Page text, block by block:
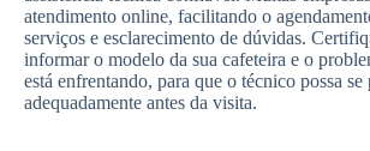
atendimento online, facilitando o
serviços e esclarecimento de dúvidas.
informar o modelo da sua cafeteira e o
está enfrentando, para que o técnico possa se
adequadamente antes da visita.